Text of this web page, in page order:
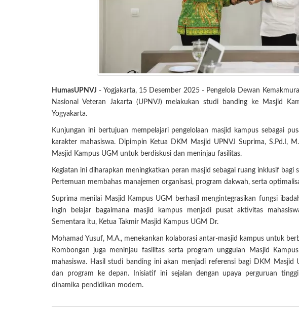
HumasUPNVJ - Yogjakarta, 15 Desember 2025 - Pengelola Dewan
Nasional Veteran Jakarta (UPNVJ) melakukan studi banding ke Masjid
Yogyakarta.
Kunjungan ini bertujuan mempelajari pengelolaan masjid kampus sebagai
karakter mahasiswa. Dipimpin Ketua DKM Masjid UPNVJ Suprima, S.Pd.I,
Masjid Kampus UGM untuk berdiskusi dan meninjau fasilitas.
Kegiatan ini diharapkan meningkatkan peran masjid sebagai ruang inklusif bagi
Pertemuan membahas manajemen organisasi, program dakwah, serta
Suprima menilai Masjid Kampus UGM berhasil mengintegrasikan fungsi
ingin belajar bagaimana masjid kampus menjadi pusat aktivitas
Sementara itu, Ketua Takmir Masjid Kampus UGM Dr.
Mohamad Yusuf, M.A., menekankan kolaborasi antar-masjid kampus untuk
Rombongan juga meninjau fasilitas serta program unggulan Masjid
mahasiswa. Hasil studi banding ini akan menjadi referensi bagi DKM Masjid
dan program ke depan. Inisiatif ini sejalan dengan upaya perguruan
dinamika pendidikan modern.